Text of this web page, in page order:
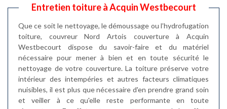
Entretien toiture à Acquin Westbecourt
Que ce soit le nettoyage, le démoussage ou l’hydrofugation
toiture, couvreur Nord Artois couverture à Acquin
Westbecourt dispose du savoir-faire et du matériel
nécessaire pour mener à bien et en toute sécurité le
nettoyage de votre couverture. La toiture préserve votre
intérieur des intempéries et autres facteurs climatiques
nuisibles, il est plus que nécessaire d'en prendre grand soin
et veiller à ce qu'elle reste performante en toute